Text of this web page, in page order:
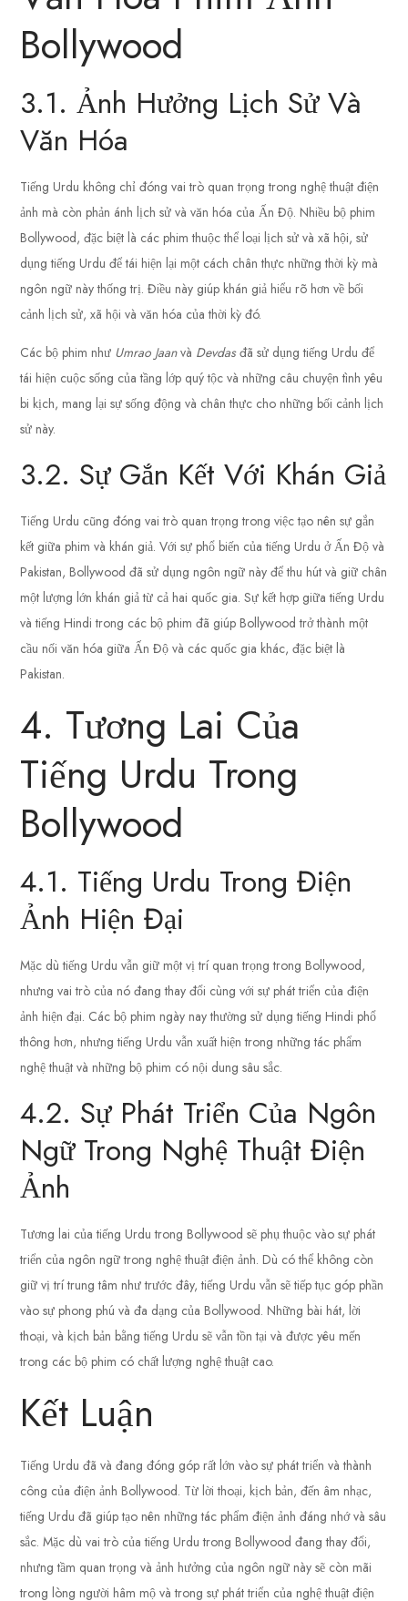
Bollywood
3.1. Ảnh Hưởng Lịch Sử Và
Văn Hóa
Tiếng Urdu không chỉ đóng vai trò quan trọng trong nghệ thuật điện
ảnh mà còn phản ánh lịch sử và văn hóa của Ấn Độ. Nhiều bộ phim
Bollywood, đặc biệt là các phim thuộc thể loại lịch sử và xã hội, sử
dụng tiếng Urdu để tái hiện lại một cách chân thực những thời kỳ mà
ngôn ngữ này thống trị. Điều này giúp khán giả hiểu rõ hơn về bối
cảnh lịch sử, xã hội và văn hóa của thời kỳ đó.
Các bộ phim như Umrao Jaanvà Devdasđã sử dụng tiếng Urdu để
tái hiện cuộc sống của tầng lớp quý tộc và những câu chuyện tình yêu
bi kịch, mang lại sự sống động và chân thực cho những bối cảnh lịch
sử này.
3.2. Sự Gắn Kết Với Khán Giả
Tiếng Urdu cũng đóng vai trò quan trọng trong việc tạo nên sự gắn
kết giữa phim và khán giả. Với sự phổ biến của tiếng Urdu ở Ấn Độ và
Pakistan, Bollywood đã sử dụng ngôn ngữ này để thu hút và giữ chân
một lượng lớn khán giả từ cả hai quốc gia. Sự kết hợp giữa tiếng Urdu
và tiếng Hindi trong các bộ phim đã giúp Bollywood trở thành một
cầu nối văn hóa giữa Ấn Độ và các quốc gia khác, đặc biệt là
Pakistan.
4. Tương Lai Của
Tiếng Urdu Trong
Bollywood
4.1. Tiếng Urdu Trong Điện
Ảnh Hiện Đại
Mặc dù tiếng Urdu vẫn giữ một vị trí quan trọng trong Bollywood,
nhưng vai trò của nó đang thay đổi cùng với sự phát triển của điện
ảnh hiện đại. Các bộ phim ngày nay thường sử dụng tiếng Hindi phổ
thông hơn, nhưng tiếng Urdu vẫn xuất hiện trong những tác phẩm
nghệ thuật và những bộ phim có nội dung sâu sắc.
4.2. Sự Phát Triển Của Ngôn
Ngữ Trong Nghệ Thuật Điện
Ảnh
Tương lai của tiếng Urdu trong Bollywood sẽ phụ thuộc vào sự phát
triển của ngôn ngữ trong nghệ thuật điện ảnh. Dù có thể không còn
giữ vị trí trung tâm như trước đây, tiếng Urdu vẫn sẽ tiếp tục góp phần
vào sự phong phú và đa dạng của Bollywood. Những bài hát, lời
thoại, và kịch bản bằng tiếng Urdu sẽ vẫn tồn tại và được yêu mến
trong các bộ phim có chất lượng nghệ thuật cao.
Kết Luận
Tiếng Urdu đã và đang đóng góp rất lớn vào sự phát triển và thành
công của điện ảnh Bollywood. Từ lời thoại, kịch bản, đến âm nhạc,
tiếng Urdu đã giúp tạo nên những tác phẩm điện ảnh đáng nhớ và sâu
sắc. Mặc dù vai trò của tiếng Urdu trong Bollywood đang thay đổi,
nhưng tầm quan trọng và ảnh hưởng của ngôn ngữ này sẽ còn mãi
trong lòng người hâm mộ và trong sự phát triển của nghệ thuật điện